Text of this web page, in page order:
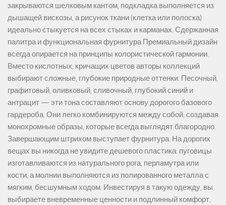
закрываются шелковым кантом, подкладка выполняется из
дышащей вискозы, а рисунок ткани (клетка или полоска)
идеально стыкуется на всех стыках и карманах. Сдержанная
палитра и функциональная фурнитура Премиальный дизайн
всегда опирается на принципы колористической гармонии.
Вместо кислотных, кричащих цветов авторы коллекций
выбирают сложные, глубокие природные оттенки. Песочный,
графитовый, оливковый, сливочный, глубокий синий и
антрацит — эти тона составляют основу дорогого базового
гардероба. Они легко комбинируются между собой, создавая
монохромные образы, которые всегда выглядят благородно.
Завершающим штрихом выступает фурнитура. На дорогих
вещах вы никогда не увидите дешевого пластика: пуговицы
изготавливаются из натурального рога, перламутра или
кости, а молнии выполняются из полированного металла с
мягким, бесшумным ходом. Инвестируя в такую одежду, вы
выбираете вневременные ценности и подлинный комфорт,